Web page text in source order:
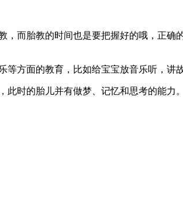
而胎教的时间也是要把握好的哦，正确
方面的教育，比如给宝宝放音乐听，讲
时的胎儿并有做梦、记忆和思考的能力